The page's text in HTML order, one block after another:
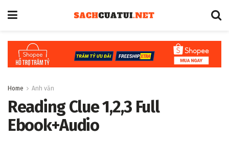
Home Anh văn
Reading Clue 1,2,3 Full
Ebook+Audio